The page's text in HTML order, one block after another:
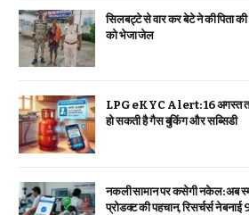
सिलबट्टे से वार कर बेटे ने की पिता
को भेजा जेल
LPG eKYC Alert: 16 अगस्त तक
हो सकती है गैस बुकिंग और सब्सिडी
नकली सामान पर कसेगी नकेल: अब
प्रोडक्ट की पहचान, रिसर्चर्स ने